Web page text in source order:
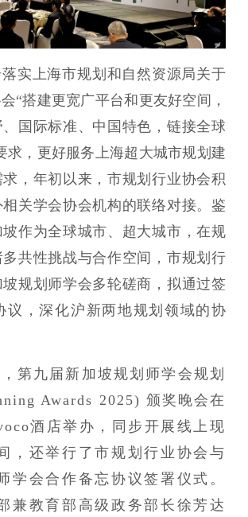
实上海市规划和自然资源局关于
“搭建更宽广平台和更友好空间，
国际标准、中国特色，链接全球
求，更好服务上海超大城市规划建
，年初以来，市规划行业协会积
关学会协会机构的联络对接。鉴
作为全球城市、超大城市，在规
共性挑战与合作空间，市规划行
规划师学会多轮磋商，拟通过签
议，深化沪新两地规划领域的协
第九届新加坡规划师学会规划
Awards 2025) 颁奖晚会在
酒店举办，同步开展线上现
，还举行了市规划行业协会与
学会合作备忘协议签署仪式 。
兼教育部高级政务部长徐芳达